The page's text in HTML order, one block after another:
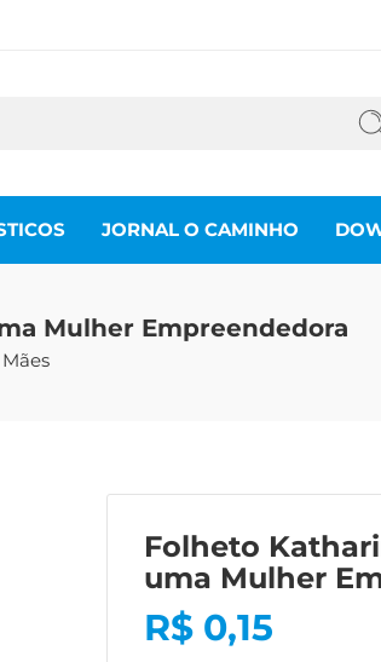
JORNAL O CAMINHO
Mulher Empreendedora
Mães
Folheto
uma Mulher
R$ 0,15